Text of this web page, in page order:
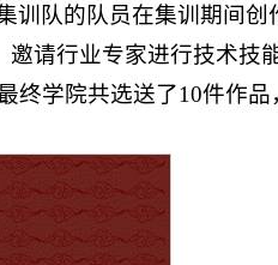
训队的队员在集训期间创
请行业专家进行技术技
学院共选送了10件作品